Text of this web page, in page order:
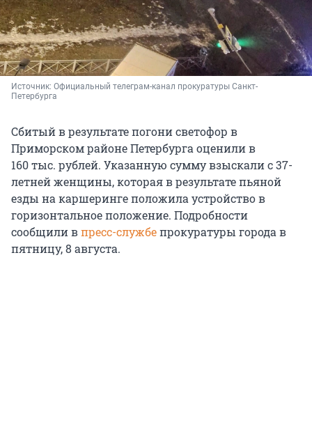
Источник: Официальный телеграм-канал прокуратуры Санкт-
Петербурга
Сбитый в результате погони светофор в
Приморском районе Петербурга оценили в
160 тыс. рублей. Указанную сумму взыскали с 37-
летней женщины, которая в результате пьяной
езды на каршеринге положила устройство в
горизонтальное положение. Подробности
сообщили впресс-службепрокуратуры города в
пятницу, 8 августа.